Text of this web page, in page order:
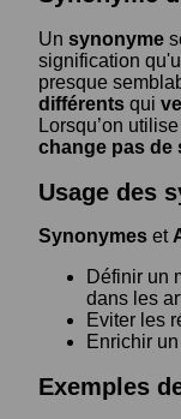
Un synonyme
signification
presque
différents qui
Lorsqu’on
change pas de
Usage des
Synonymes et
Définir un
dans les
Eviter les
Enrichir
Exemples